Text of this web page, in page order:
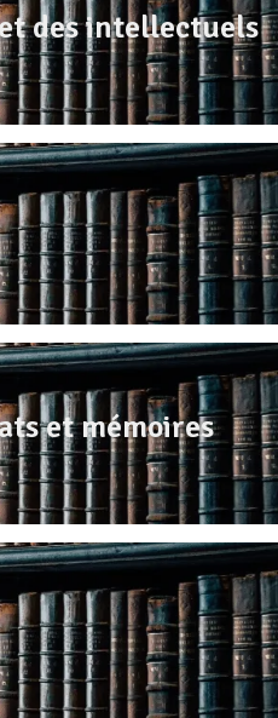
des intellectuels
et mémoires